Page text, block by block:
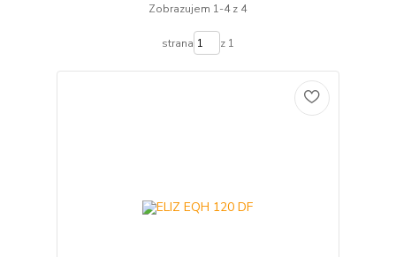
Zobrazujem 1-4 z 4
strana z 1